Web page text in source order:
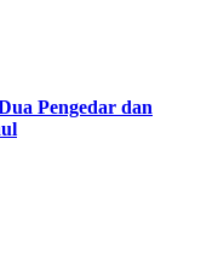
Pengedar dan